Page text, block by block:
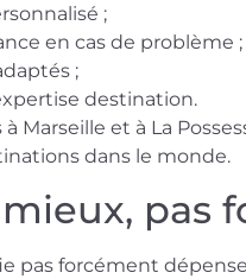
;
en cas de problème ;
;
destination.
à Marseille et à La
dans le monde.
pas
pas forcément